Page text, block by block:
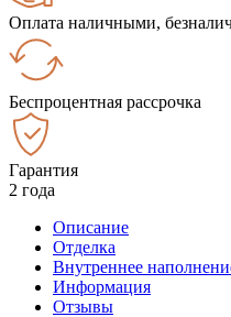
Оплата наличными,
Беспроцентная рассрочка
Гарантия
2 года
Описание
Отделка
Внутреннее
Информация
Отзывы